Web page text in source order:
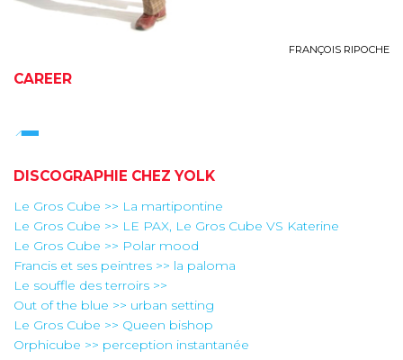
FRANÇOIS RIPOCHE
CAREER
DISCOGRAPHIE CHEZ YOLK
Le Gros Cube >> La martipontine
Le Gros Cube >> LE PAX, Le Gros Cube VS Katerine
Le Gros Cube >> Polar mood
Francis et ses peintres >> la paloma
Le souffle des terroirs >>
Out of the blue >> urban setting
Le Gros Cube >> Queen bishop
Orphicube >> perception instantanée